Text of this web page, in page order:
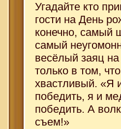
Угадайте кто
гости на День
конечно, самый
самый
весёлый заяц
только в том,
хвастливый. «Я
победить, я и
победить. А
съем!»